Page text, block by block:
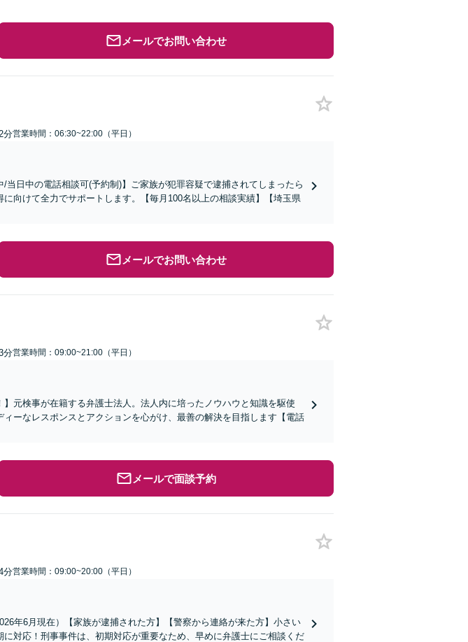
メールでお問い合わせ
分営業時間：06:30~22:00（平日）
/当日中の電話相談可(予約制)】ご家族が犯罪容疑で逮捕されてしまったら
向けて全力でサポートします。【毎月100名以上の相談実績】【埼玉県
メールでお問い合わせ
分営業時間：09:00~21:00（平日）
】元検事が在籍する弁護士法人。法人内に培ったノウハウと知識を駆使
ーなレスポンスとアクションを心がけ、最善の解決を目指します【電話
メールで面談予約
分営業時間：09:00~20:00（平日）
年6月現在）【家族が逮捕された方】【警察から連絡が来た方】小さい
対応！刑事事件は、初期対応が重要なため、早めに弁護士にご相談くだ